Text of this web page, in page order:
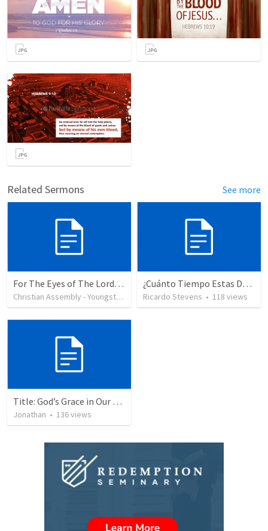
Related Sermons See more
For The Eyes of The Lord (2)
Christian Assembly - Youngstown 37 views
¿Cuánto Tiempo Estas Despuesto A Esperar En Dios? 234
Ricardo Stevens • 118 views
Title: God’s Grace in Our Failures and Hardships
Jonathan • 136views